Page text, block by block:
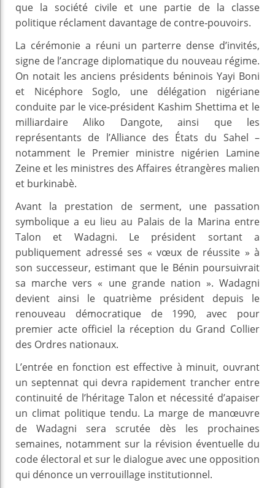
que la société civile et une partie de la classe
politique réclament davantage de contre‑pouvoirs.
La cérémonie a réuni un parterre dense d’invités,
signe de l’ancrage diplomatique du nouveau régime.
On notait les anciens présidents béninois Yayi Boni
et Nicéphore Soglo, une délégation nigériane
conduite par le vice‑président Kashim Shettima et le
milliardaire Aliko Dangote, ainsi que les
représentants de l’Alliance des États du Sahel –
notamment le Premier ministre nigérien Lamine
Zeine et les ministres des Affaires étrangères malien
et burkinabè.
Avant la prestation de serment, une passation
symbolique a eu lieu au Palais de la Marina entre
Talon et Wadagni. Le président sortant a
publiquement adressé ses « vœux de réussite » à
son successeur, estimant que le Bénin poursuivrait
sa marche vers « une grande nation ». Wadagni
devient ainsi le quatrième président depuis le
renouveau démocratique de 1990, avec pour
premier acte officiel la réception du Grand Collier
des Ordres nationaux.
L’entrée en fonction est effective à minuit, ouvrant
un septennat qui devra rapidement trancher entre
continuité de l’héritage Talon et nécessité d’apaiser
un climat politique tendu. La marge de manœuvre
de Wadagni sera scrutée dès les prochaines
semaines, notamment sur la révision éventuelle du
code électoral et sur le dialogue avec une opposition
qui dénonce un verrouillage institutionnel.